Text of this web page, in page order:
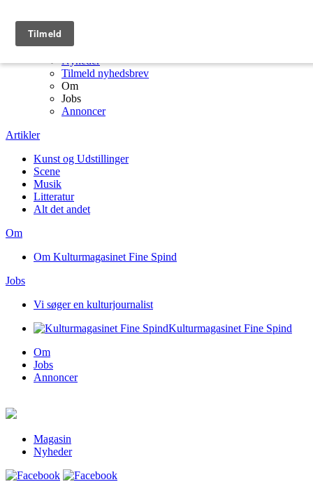
Artikler
Nyheder
Tilmeld nyhedsbrev
Om
Jobs
Annoncer
Artikler
Kunst og Udstillinger
Scene
Musik
Litteratur
Alt det andet
Om
Om Kulturmagasinet Fine Spind
Jobs
Vi søger en kulturjournalist
Kulturmagasinet Fine Spind
Om
Jobs
Annoncer
Magasin
Nyheder